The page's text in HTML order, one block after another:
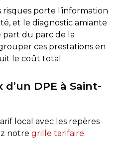
risques porte l’information
et le diagnostic amiante
du parc de la
ces prestations en
le coût total.
DPE à Saint-
local avec les repères
notre grille tarifaire.